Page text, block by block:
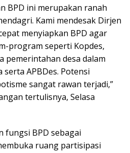
BPD ini merupakan ranah
Kami mendesak Dirjen
menyiapkan BPD agar
program seperti Kopdes,
pemerintahan desa dalam
APBDes. Potensi
sangat rawan terjadi,”
tertulisnya, Selasa
fungsi BPD sebagai
ruang partisipasi